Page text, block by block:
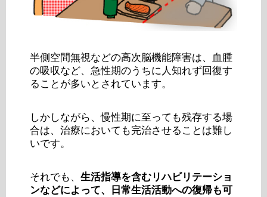
半側空間無視などの高次脳機能障害は、血腫
の吸収など、急性期のうちに人知れず回復す
ることが多いとされています。
しかしながら、慢性期に至っても残存する場
合は、治療においても完治させることは難し
いです。
それでも、 生活指導を含むリハビリテーショ
ンなどによって、日常生活活動への復帰も可